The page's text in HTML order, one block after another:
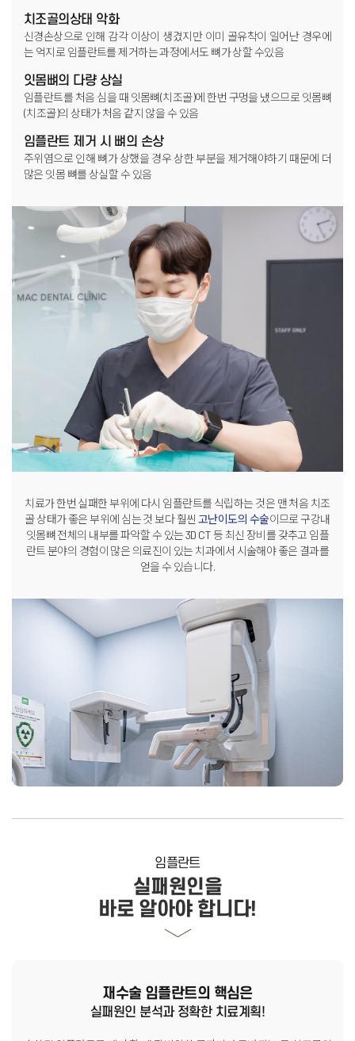
치조골의상태 악화
신경손상으로 인해 감각 이상이 생겼지만 이미 골유착이 일어난 경우에
는 억지로 임플란트를 제거하는 과정에서도 뼈가 상할 수있음
잇몸뼈의 다량 상실
임플란트를 처음 심을 때 잇몸뼈(치조골)에 한번 구멍을 냈으므로 잇몸뼈
(치조골)의 상태가 처음 같지 않을 수 있음
임플란트 제거 시 뼈의 손상
주위염으로 인해 뼈가 상했을 경우 상한 부분을 제거해야하기 때문에 더
많은 잇몸 뼈를 상실할 수 있음
치료가 한번 실패한 부위에 다시 임플란트를 식립하는 것은 맨 처음 치조
골 상태가 좋은 부위에 심는 것 보다훨씬 고난이도의 수술이므로 구강내
잇몸뼈 전체의 내부를파악할 수 있는3D CT 등 최신 장비를 갖추고 임플
란트 분야의 경험이 많은 의료진이 있는 치과에서 시술해야 좋은 결과를
얻을 수 있습니다.
임플란트
실패원인을
바로 알아야 합니다!
재수술 임플란트의 핵심은
실패원인 분석과 정확한 치료계획!